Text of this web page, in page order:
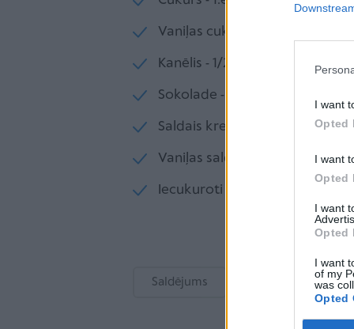
I want
Opted
I want
Opted
I want
Opted
I want
of my
was
Opted
Vaniļas cukurs - 1.paciņa
Kanēlis - 1/2.standziņa
Sokolade - 1/2.tāfelīte
Saldais krejums - 1/8.l
Vaniļas saldējums - 500.g
Iecukuroti ķirši - 12.gab
Saldējums